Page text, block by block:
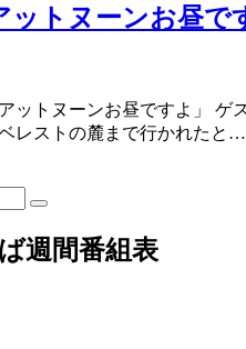
ットヌーンお昼で
ットヌーンお昼ですよ」 ゲ
レストの麓まで行かれたと…
週間番組表